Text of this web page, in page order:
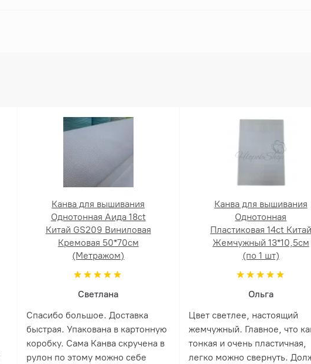
Канва для вышивания
Однотонная Аида 18ct
Китай GS209 Виниловая
Кремовая 50*70см
(Метражом)
Светлана
Спасибо большое. Доставка
быстрая. Упакована в картонную
коробку. Сама Канва скручена в
рулон по этому можно себе
Канва для вышивания
Однотонная
Пластиковая 14ct Китай
Жемчужный 13*10,5см
(по 1 шт)
Ольга
Цвет светлее, настоящий
жемчужный. Главное, что
тонкая и очень пластичная,
легко можно свернуть.